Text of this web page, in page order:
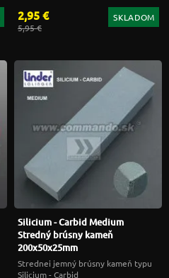
2,95 €
5,95 €
SKLADOM
Silicium - Carbid Medium
Stredný brúsny kameň
200x50x25mm
Strednei jemný brúsny kameň typu
Silicium - Carbid